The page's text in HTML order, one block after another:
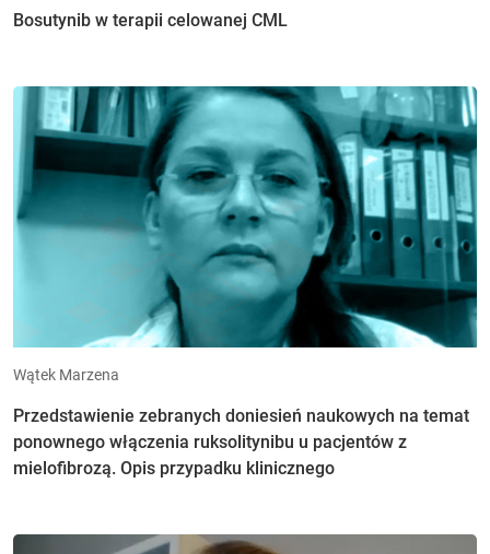
Bosutynib w terapii celowanej CML
Wątek Marzena
Przedstawienie zebranych doniesień naukowych na temat
ponownego włączenia ruksolitynibu u pacjentów z
mielofibrozą. Opis przypadku klinicznego